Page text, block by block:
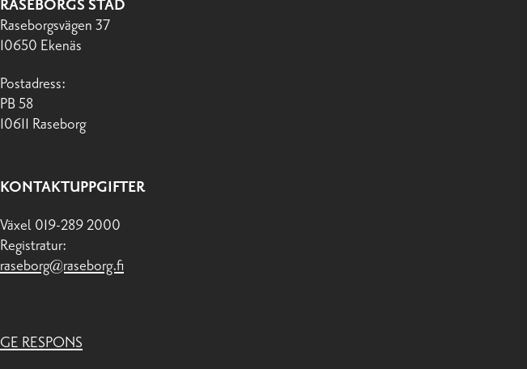
RASEBORGS STAD
Raseborgsvägen 37
10650 Ekenäs
Postadress:
PB 58
10611 Raseborg
KONTAKTUPPGIFTER
Växel 019-289 2000
Registratur:
raseborg@raseborg.fi
GE RESPONS